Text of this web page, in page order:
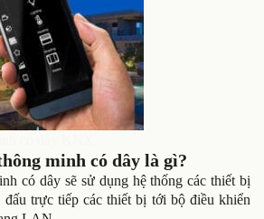
minh có dây là gì?
có dây sẽ sử dụng hệ thống các thiết bị
trực tiếp các thiết bị tới bộ điều khiển